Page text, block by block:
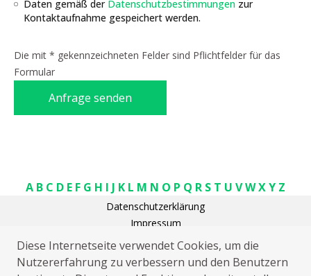
Daten gemäß der Datenschutzbestimmungen zur
Kontaktaufnahme gespeichert werden.
Die mit * gekennzeichneten Felder sind Pflichtfelder für das
Formular
Anfrage senden
A B C D E F G H I J K L M N O P Q R S T U VWXY Z
Datenschutzerklärung
Impressum
Rohrreinigung Küsten Oldemühle
Elektriker Küsten Oldemühle
Diese Internetseite verwendet Cookies, um die
Nutzererfahrung zu verbessern und den Benutzern